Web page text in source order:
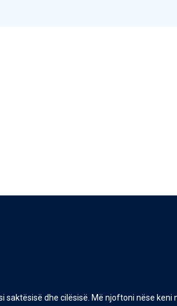
dhe cilësisë. Më njoftoni nëse